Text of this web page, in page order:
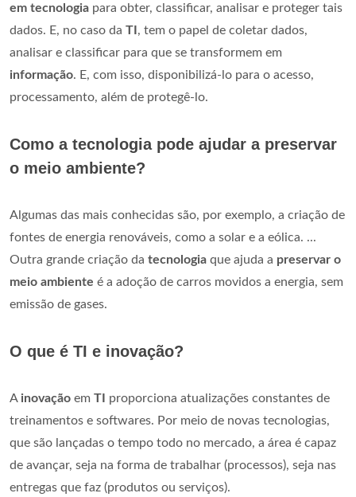
em tecnologia para obter, classificar, analisar e proteger tais
dados. E, no caso da TI , tem o papel de coletar dados,
analisar e classificar para que se transformem em
informação. E, com isso, disponibilizá-lo para o acesso,
processamento, além de protegê-lo.
Como a tecnologia pode ajudar a preservar
o meio ambiente?
Algumas das mais conhecidas são, por exemplo, a criação de
fontes de energia renováveis, como a solar e a eólica. ...
Outra grande criação da tecnologia que ajuda a preservar o
meio ambiente é a adoção de carros movidos a energia, sem
emissão de gases.
O que é TI e inovação?
A inovação em TI
proporciona atualizações constantes de
treinamentos e softwares. Por meio de novas tecnologias,
que são lançadas o tempo todo no mercado, a área é capaz
de avançar, seja na forma de trabalhar (processos), seja nas
entregas que faz (produtos ou serviços).